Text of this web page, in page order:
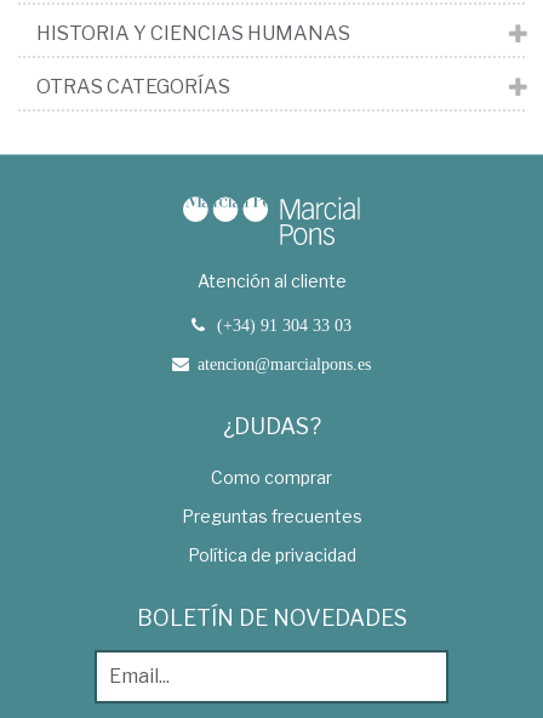
HISTORIA Y CIENCIAS HUMANAS
OTRAS CATEGORÍAS
Atención al cliente
(+34) 91 304 33 03
atencion@marcialpons.es
¿DUDAS?
Como comprar
Preguntas frecuentes
Política de privacidad
BOLETÍN DE NOVEDADES